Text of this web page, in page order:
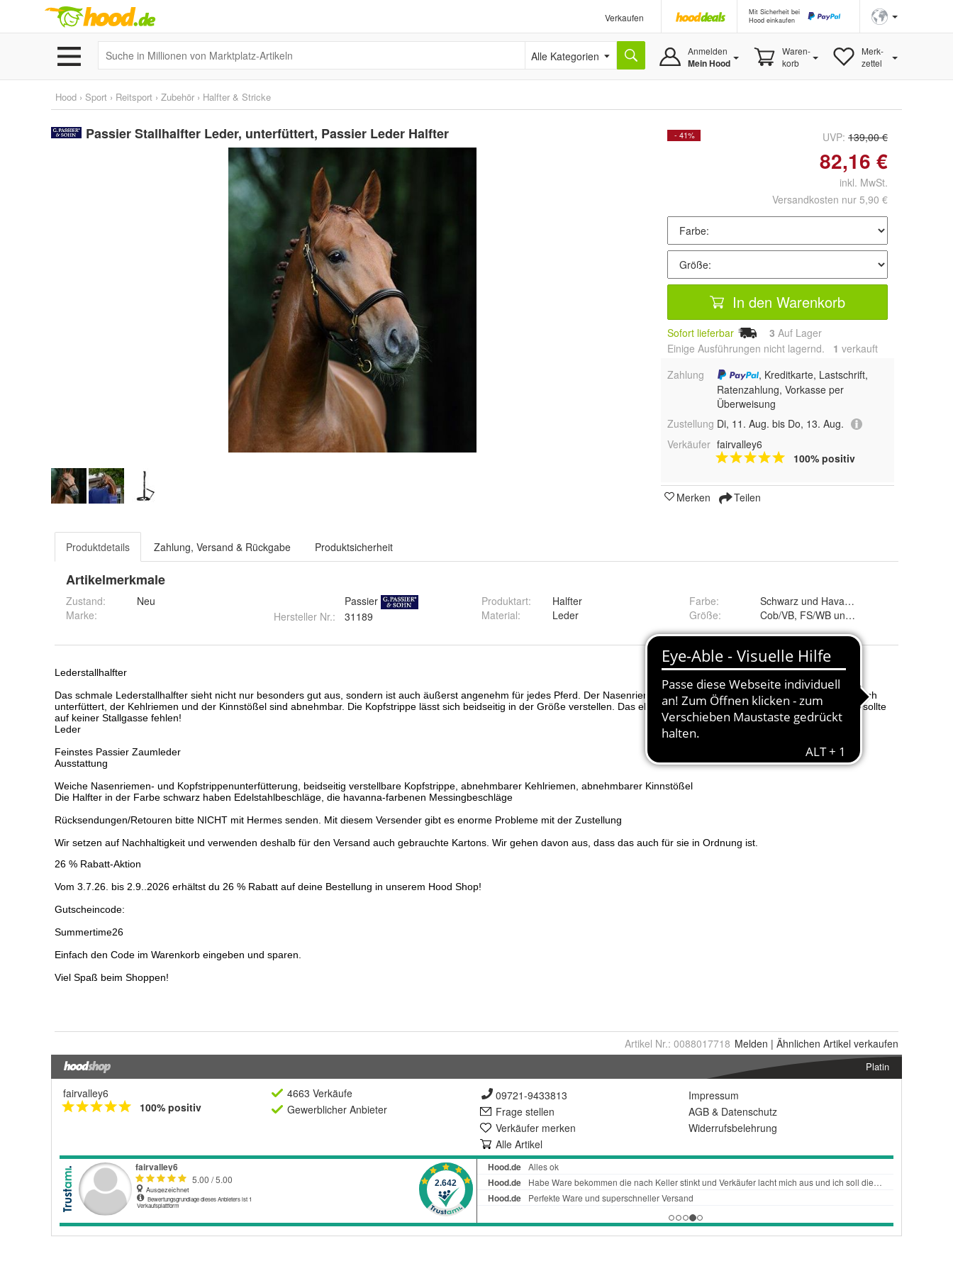
Verkaufen
Mit Sicherheit bei
Hood einkaufen
Alle Kategorien Anmelden
Mein Hood
Waren-
korb
Merk-
zettel
Hood › Sport › Reitsport › Zubehör › Halfter & Stricke
Passier Stallhalfter Leder, unterfüttert, Passier Leder Halfter - 41% UVP: 139,00 €
82,16 €
inkl. MwSt.
Versandkosten nur 5,90 €
In den Warenkorb
Sofort lieferbar 3 Auf Lager
Einige Ausführungen nicht lagernd. 1 verkauft
Zahlung
, Kreditkarte, Lastschrift,
Ratenzahlung, Vorkasse per
Überweisung
Zustellung Di, 11. Aug. bis Do, 13. Aug.
Verkäufer fairvalley6
100% positiv
Merken Teilen
Produktdetails Zahlung, Versand & Rückgabe Produktsicherheit
Artikelmerkmale
Zustand:
Neu
Marke:
Passier
Hersteller Nr.:
31189
Produktart:
Halfter
Material: Leder
Farbe:
Schwarz und Havanna
Größe: Cob/VB, FS/WB und OverSize/Extra groß
Artikel Nr.: 0088017718 Melden | Ähnlichen Artikel verkaufen
Platin
fairvalley6
100% positiv
4663 Verkäufe
Gewerblicher Anbieter
09721-9433813
Frage stellen
Verkäufer merken
Alle Artikel
Impressum
AGB & Datenschutz
Widerrufsbelehrung